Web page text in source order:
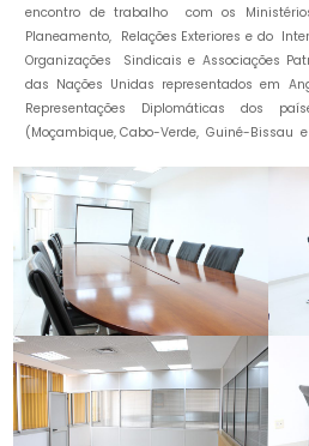
encontro de trabalho com os
Planeamento, Relações Exteriores e do
Organizações Sindicais e Associações
das Nações Unidas representados em
Representações Diplomáticas dos
(Moçambique, Cabo-Verde, Guiné-Bissau e